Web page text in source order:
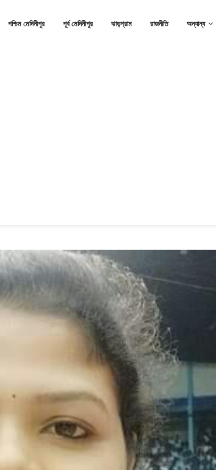
পশ্চিম মেদিনীপুর পূর্ব মেদিনীপুর ঝাড়গ্রাম রাজনীতি অন্যান্য